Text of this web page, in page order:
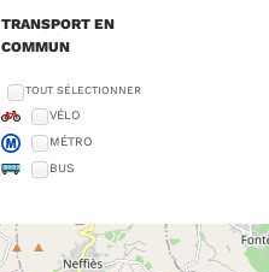
TRANSPORT EN
COMMUN
TOUT SÉLECTIONNER
VÉLO
MÉTRO
BUS